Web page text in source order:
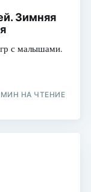
Зимняя
с малышами.
МИН НА ЧТЕНИЕ